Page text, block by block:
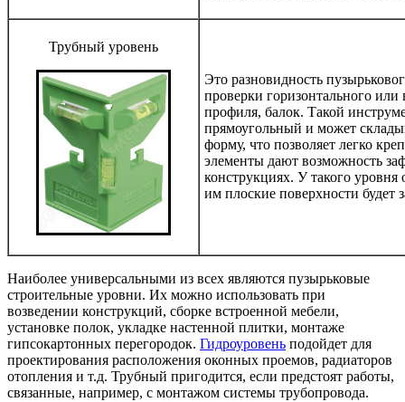
Трубный уровень
Это разновидность
проверки горизонтального
профиля, балок. Такой
прямоугольный и может
форму, что позволяет легко
элементы дают возможность
конструкциях. У такого уровня
им плоские поверхности будет
Наиболее универсальными из всех являются пузырьковые
строительные уровни. Их можно использовать при
возведении конструкций, сборке встроенной мебели,
установке полок, укладке настенной плитки, монтаже
гипсокартонных перегородок. Гидроуровень подойдет для
проектирования расположения оконных проемов, радиаторов
отопления и т.д. Трубный пригодится, если предстоят работы,
связанные, например, с монтажом системы трубопровода.